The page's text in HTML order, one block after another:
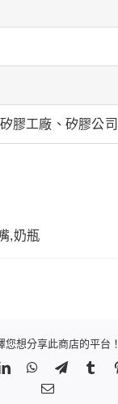
膠工廠、矽膠公
,奶瓶
您想分享此商店的平台！
LinkedInWhatsApp
Telegram
Email: